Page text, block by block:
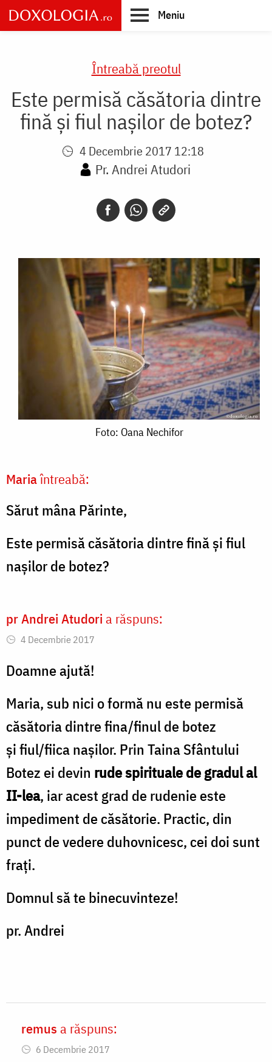
Skip
to
main
Meniu
Întreabă preotul
Este permisă căsătoria dintre
fină și fiul nașilor de botez?
4 Decembrie 2017 12:18
Pr. Andrei Atudori
Nechifor
Foto: Oana Nechifor
Mariaîntreabă:
Sărut mâna Părinte,
Este permisă căsătoria dintre fină și fiul
nașilor de botez?
pr Andrei Atudori a răspuns:
4 Decembrie 2017
Doamne ajută!
Maria, sub nici o formă nu este permisă
căsătoria dintre fina/finul de botez
și fiul/fiica nașilor. Prin Taina Sfântului
Botez ei devin rude spirituale de gradul al
II-lea, iar acest grad de rudenie este
impediment de căsătorie. Practic, din
punct de vedere duhovnicesc, cei doi sunt
frați.
Domnul să te binecuvinteze!
pr. Andrei
In
reply
remus a răspuns:
6 Decembrie 2017